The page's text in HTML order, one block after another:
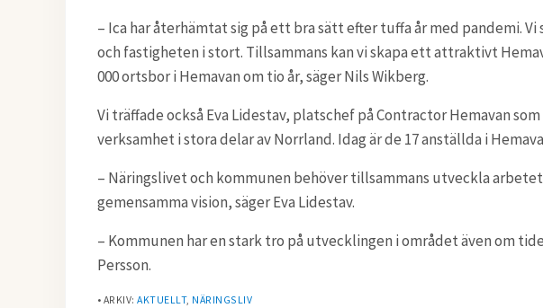
– Ica har återhämtat sig på ett bra sätt efter tuffa år med pandemi.
och fastigheten i stort. Tillsammans kan vi skapa ett attraktivt
000 ortsbor i Hemavan om tio år, säger Nils Wikberg.
Vi träffade också Eva Lidestav, platschef på Contractor Hemavan
verksamhet i stora delar av Norrland. Idag är de 17 anställda i
– Näringslivet och kommunen behöver tillsammans utveckla
gemensamma vision, säger Eva Lidestav.
– Kommunen har en stark tro på utvecklingen i området även om
Persson.
• ARKIV:AKTUELLT, NÄRINGSLIV